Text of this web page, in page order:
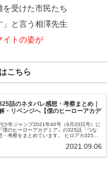
を受けた市民たち
」と言う相澤先生
イトの姿が
こちら
話のネタバレ感想・考察まとめ｜
・リベンジへ【僕のヒーローアカデ
少年ジャンプ2021年40号（9月20日号）に
僕のヒーローアカデミア』の325話「つな
・考察をまとめています。 ヒロアカ325話
2021.09.06